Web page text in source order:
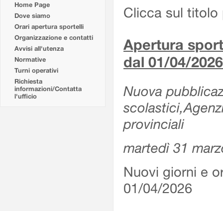
Home Page
Dove siamo
Orari apertura sportelli
Organizzazione e contatti
Avvisi all'utenza
Normative
Turni operativi
Richiesta
informazioni/Contatta
l'ufficio
Clicca sul titolo
Apertura
dal 01/04/2026
Nuova
provinciali
martedì 31
Nuovi giorni e
01/04/2026